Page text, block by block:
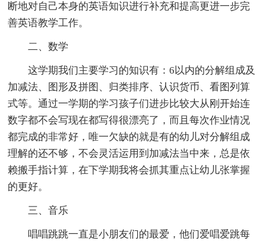
断地对自己本身的英语知识进行补充和提高更进一步完
善英语教学工作。
二、数学
这学期我们主要学习的知识有：6以内的分解组成及
加减法、图形及拼图、归类排序、认识货币、看图列算
式等。通过一学期的学习孩子们进步比较大从刚开始连
数字都不会写现在都写得很漂亮了，而且每次作业情况
都完成的非常好，唯一欠缺的就是有的幼儿对分解组成
理解的还不够，不会灵活运用到加减法当中来，总是依
赖搬手指计算，在下学期我将会抓其重点让幼儿张掌握
的更好。
三、音乐
唱唱跳跳一直是小朋友们的最爱，他们爱唱爱跳每